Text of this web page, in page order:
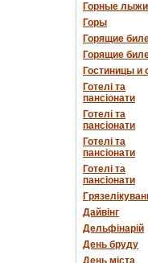
Горные лыжи
Горы
Горящие
Горящие
Гостиницы и
Готелі та
пансіонати
Готелі та
пансіонати
Готелі та
пансіонати
Готелі та
пансіонати
Дайвінг
Дельфінарій
День бруду
День міста